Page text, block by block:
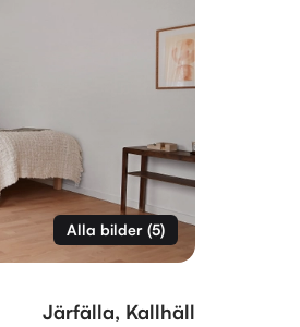
Alla bilder(5)
Järfälla, Kallhäll